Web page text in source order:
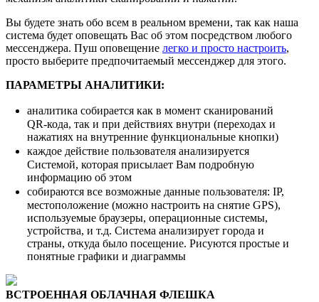
Вы будете знать обо всем в реальном времени, так как наша
система будет оповещать Вас об этом посредством любого
мессенджера. Пуш оповещение легко и просто настроить,
просто выберите предпочитаемый мессенджер для этого.
ПАРАМЕТРЫ АНАЛИТИКИ:
аналитика собирается как в момент сканирований
QR-кода, так и при действиях внутри (переходах и
нажатиях на внутренние функциональные кнопки)
каждое действие пользователя анализируется
Системой, которая присылает Вам подробную
информацию об этом
собираются все возможные данные пользователя: IP,
местоположение (можно настроить на снятие GPS),
используемые браузеры, операционные системы,
устройства, и т.д. Система анализирует города и
страны, откуда было посещение. Рисуются простые и
понятные графики и диаграммы
ВСТРОЕННАЯ ОБЛАЧНАЯ ФЛЕШКА